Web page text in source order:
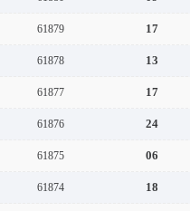
61879 17
61878 13
61877 17
61876 24
61875 06
61874 18